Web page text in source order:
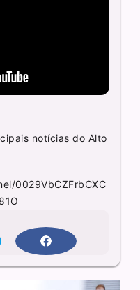
notícias do Alto
0029VbCZFrbCXC